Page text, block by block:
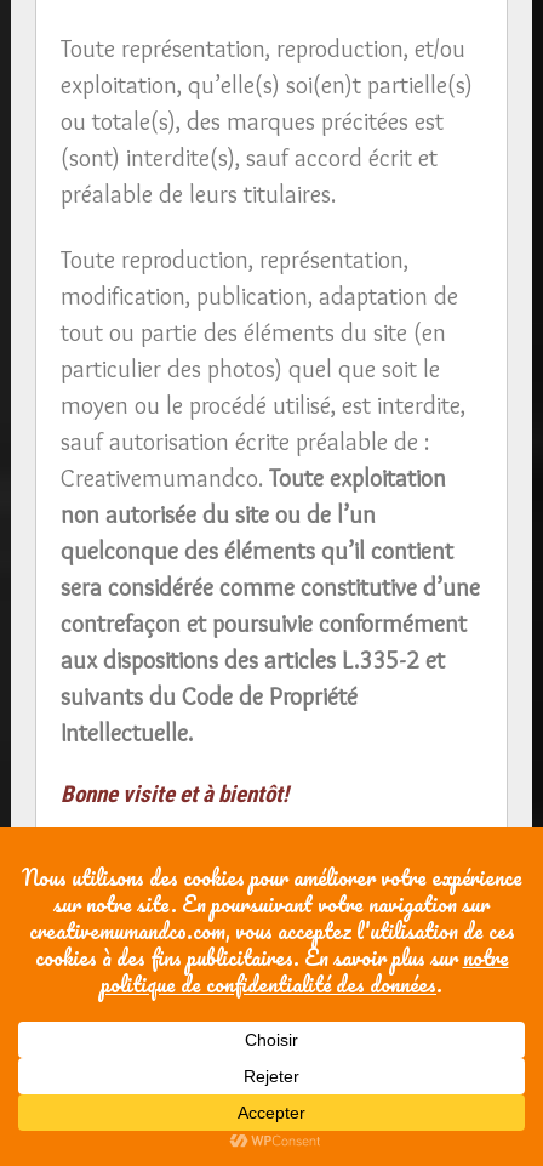
Toute représentation, reproduction, et/ou
exploitation, qu’elle(s) soi(en)t partielle(s)
ou totale(s), des marques précitées est
(sont) interdite(s), sauf accord écrit et
préalable de leurs titulaires.
Toute reproduction, représentation,
modification, publication, adaptation de
tout ou partie des éléments du site (en
particulier des photos) quel que soit le
moyen ou le procédé utilisé, est interdite,
sauf autorisation écrite préalable de :
Creativemumandco. Toute exploitation
non autorisée du site ou de l’un
quelconque des éléments qu’il contient
sera considérée comme constitutive d’une
contrefaçon et poursuivie conformément
aux dispositions des articles L.335-2 et
suivants du Code de Propriété
Intellectuelle.
Bonne visite et à bientôt!
Découvrez mes tapis d'éveil personnalisés !